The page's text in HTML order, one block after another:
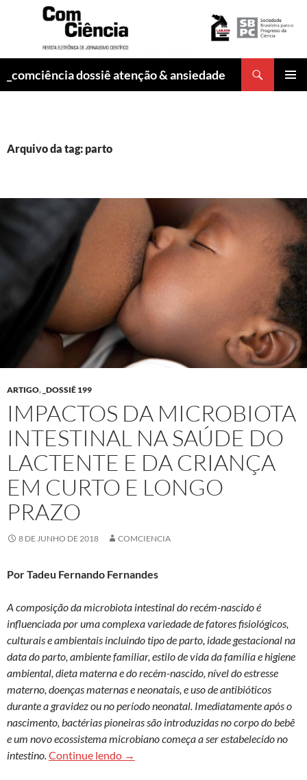
_comciência dossiê atenção & ansiedade
Arquivo da tag: parto
ARTIGO, _DOSSIÊ 199
IMPACTOS DA MICROBIOTA
INTESTINAL NA SAÚDE DO
LACTENTE E DA CRIANÇA
EM CURTO E LONGO
PRAZO
8 DE JUNHO DE 2018 COMCIENCIA
Por Tadeu Fernando Fernandes
A composição da microbiota intestinal do recém-nascido é
influenciada por uma complexa variedade de fatores fisiológicos,
culturais e ambientais incluindo tipo de parto, idade gestacional na
data do parto, ambiente familiar, estilo de vida da família e higiene
ambiental, dieta materna e do recém-nascido, nível do estresse
materno, doenças maternas e neonatais, e uso de antibióticos
durante a gravidez ou no período neonatal. Imediatamente após o
nascimento, bactérias pioneiras são introduzidas no corpo do bebê
e um novo ecossistema microbiano começa a ser estabelecido no
intestino.Continue lendo Impactos da microbiota intestinal na
→